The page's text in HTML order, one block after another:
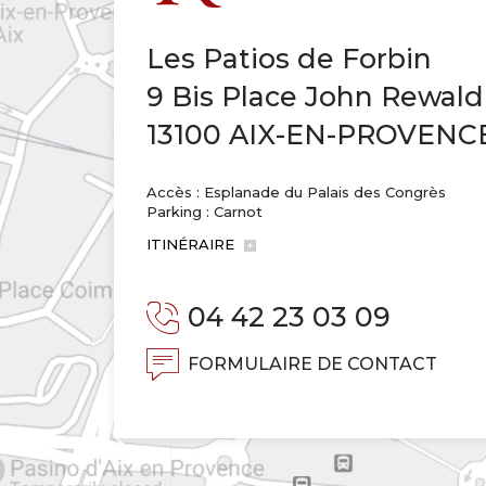
Les Patios de Forbin
9 Bis Place John Rewald
13100 AIX-EN-
Accès : Esplanade du Palais des Congrès
Parking : Carnot
ITINÉRAIRE
04 42 23 03 09
FORMULAIRE DE CONTACT